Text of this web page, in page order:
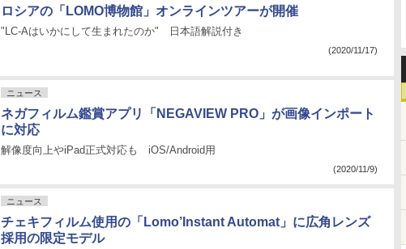
ロシアの「LOMO博物館」オンラインツアーが開催
"LC-Aはいかにして生まれたのか" 日本語解説付き
(2020/11/17)
ニュース
ネガフィルム鑑賞アプリ「NEGAVIEW PRO」が画像インポート
に対応
解像度向上やiPad正式対応も iOS/Android用
(2020/11/9)
ニュース
チェキフィルム使用の「Lomo’Instant Automat」に広角レンズ
採用の限定モデル